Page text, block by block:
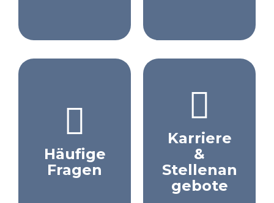
Häufige
Fragen
Karriere
&
Stellenan
gebote